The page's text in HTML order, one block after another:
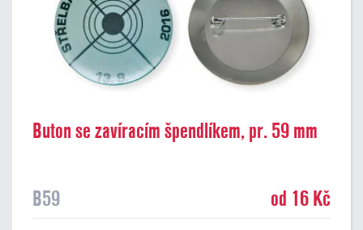
Buton se zavíracím špendlíkem, pr. 59 mm
B59 od 16 Kč